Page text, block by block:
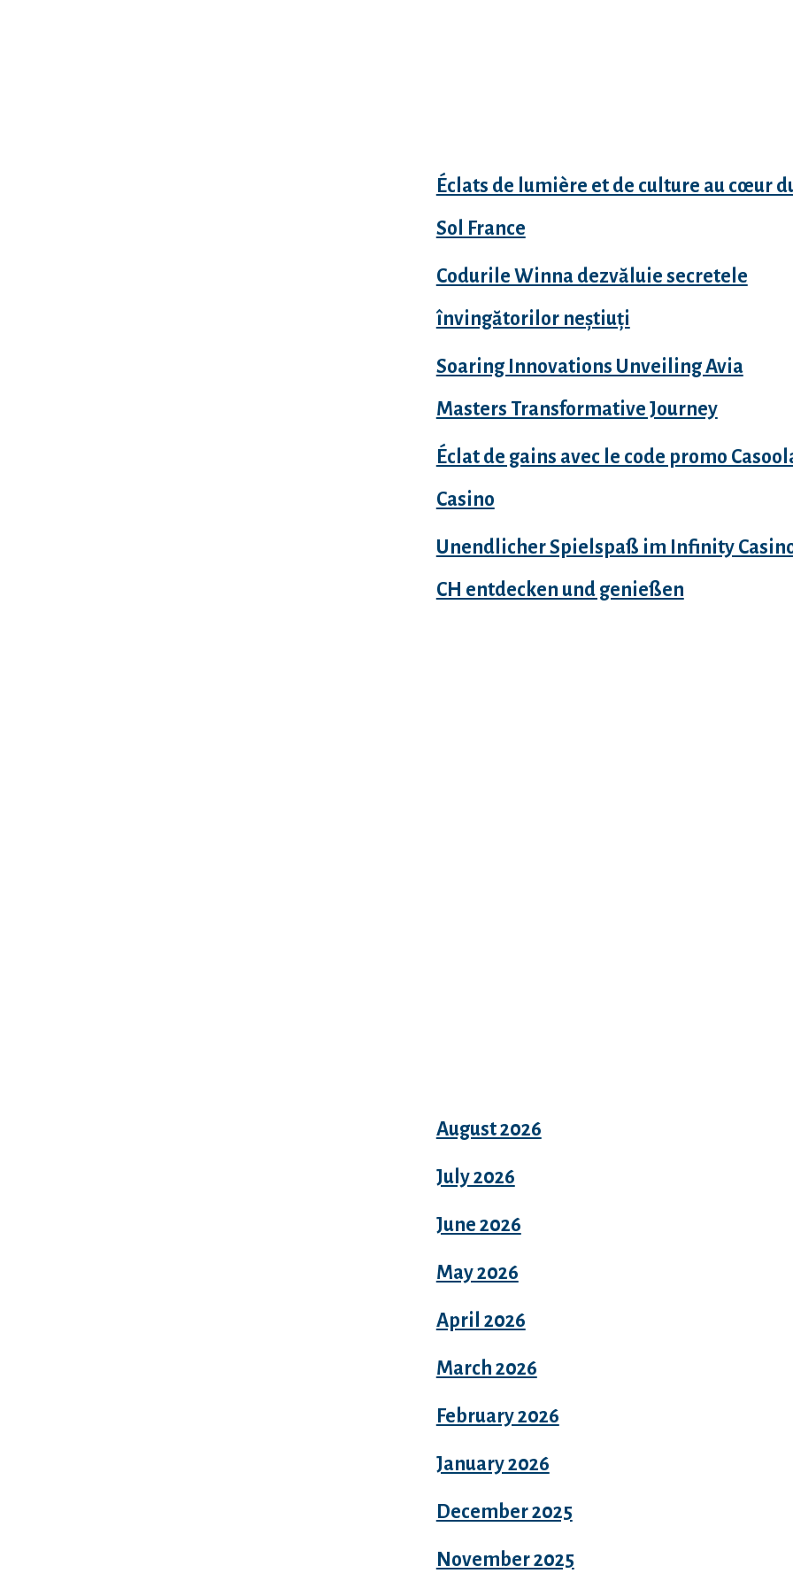
Éclats de lumière et de culture au cœur
Sol France
Codurile Winna dezvăluie secretele
învingătorilor neștiuți
Soaring Innovations Unveiling Avia
Masters Transformative Journey
Éclat de gains avec le code promo
Casino
Unendlicher Spielspaß im Infinity
CH entdecken und genießen
August 2026
July 2026
June 2026
May 2026
April 2026
March 2026
February 2026
January 2026
December 2025
November 2025